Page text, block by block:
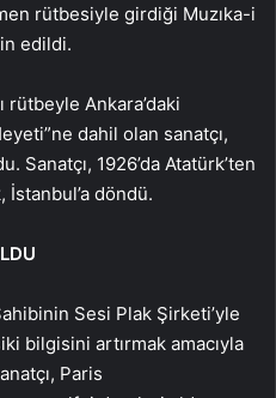
rütbesiyle girdiği Muzıka-i
edildi.
Ankara’daki
dahil olan sanatçı,
Sanatçı, 1926’da Atatürk’ten
İstanbul’a döndü.
Sesi Plak Şirketi’yle
bilgisini artırmak amacıyla
Paris